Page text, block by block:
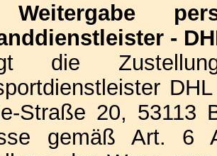
-
die
Straße 20, 53113
gemäß Art.